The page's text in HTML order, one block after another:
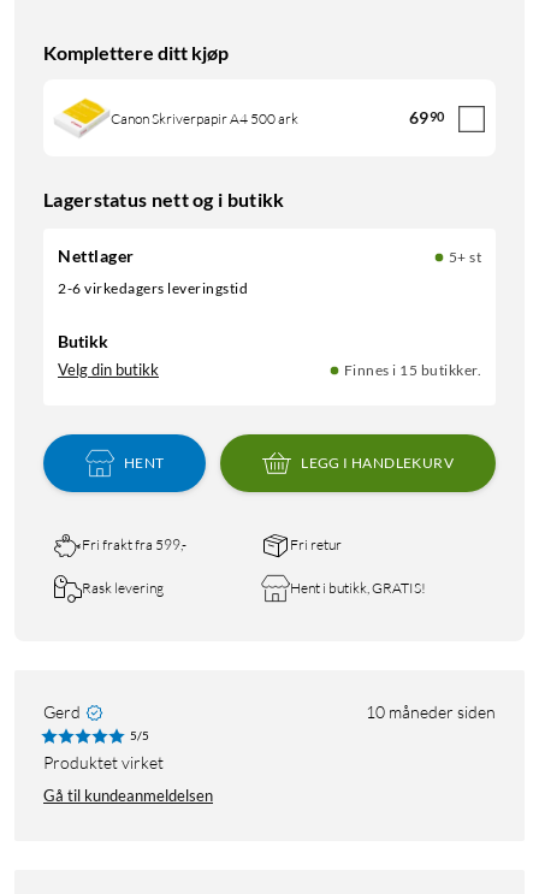
Komplettere ditt kjøp
Canon Skriverpapir A4 500 ark 6990
Lagerstatus nett og i butikk
Nettlager
5+ st
2-6 virkedagers leveringstid
Butikk
Velg din butikk Finnes i 15 butikker.
HENT LEGG I HANDLEKURV
Fri frakt fra 599,- Fri retur
Rask levering Hent i butikk, GRATIS!
Gerd 10 måneder siden
5/5
Produktet virket
Gå til kundeanmeldelsen